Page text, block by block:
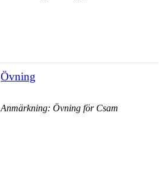
Övning
Anmärkning: Övning för Csam